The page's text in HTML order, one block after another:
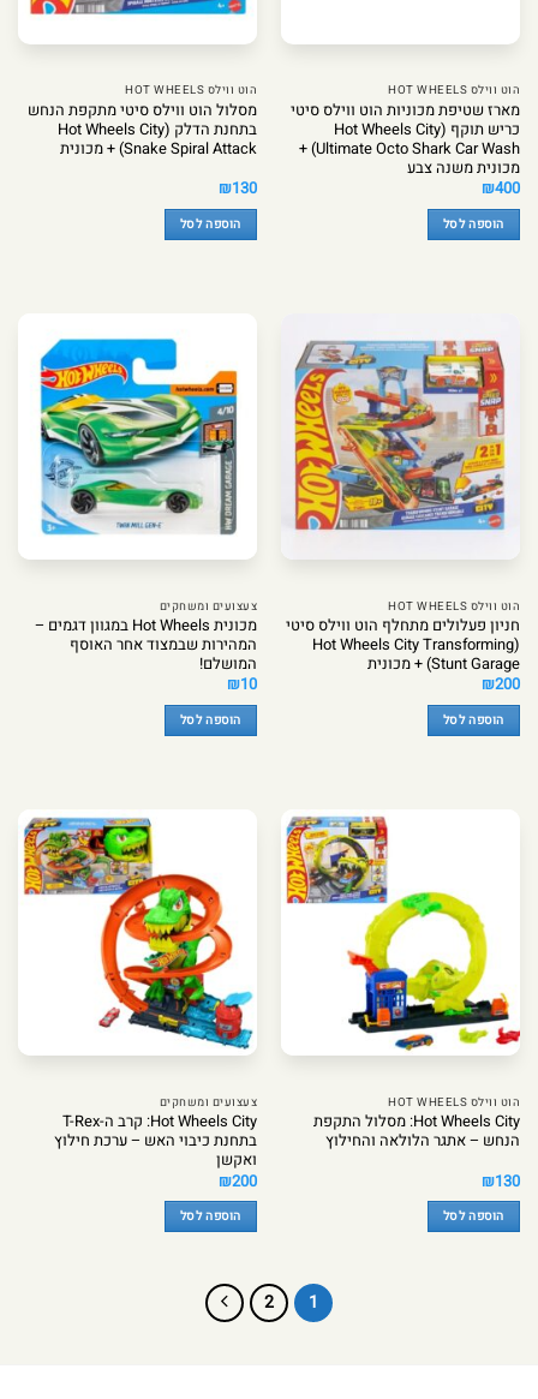
הוט ווילס HOT WHEELS
מארז שטיפת מכוניות הוט ווילס סיטי
כריש תוקף (Hot Wheels City
Ultimate Octo Shark Car Wash) +
מכונית משנה צבע
₪400
הוספה לסל
הוט ווילס HOT WHEELS
מסלול הוט ווילס סיטי מתקפת הנחש
בתחנת הדלק (Hot Wheels City
Snake Spiral Attack) + מכונית
₪130
הוספה לסל
הוט ווילס HOT WHEELS
חניון פעלולים מתחלף הוט ווילס סיטי
(Hot Wheels City Transforming
Stunt Garage) + מכונית
₪200
הוספה לסל
צעצועים ומשחקים
מכונית Hot Wheels במגוון דגמים –
המהירות שבמצוד אחר האוסף
המושלם!
₪10
הוספה לסל
הוט ווילס HOT WHEELS
Hot Wheels City: מסלול התקפת
הנחש – אתגר הלולאה והחילוץ
₪130
הוספה לסל
צעצועים ומשחקים
Hot Wheels City: קרב ה-T-Rex
בתחנת כיבוי האש – ערכת חילוץ
ואקשן
₪200
הוספה לסל
1
2